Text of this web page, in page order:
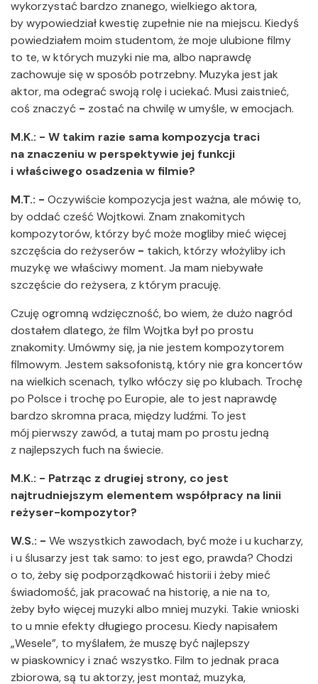
wykorzystać bardzo znanego, wielkiego aktora,
by wypowiedział kwestię zupełnie nie na miejscu. Kiedyś
powiedziałem moim studentom, że moje ulubione filmy
to te, w których muzyki nie ma, albo naprawdę
zachowuje się w sposób potrzebny. Muzyka jest jak
aktor, ma odegrać swoją rolę i uciekać. Musi zaistnieć,
coś znaczyć - zostać na chwilę w umyśle, w emocjach.
M.K.: - W takim razie sama kompozycja traci
na znaczeniu w perspektywie jej funkcji
i właściwego osadzenia w filmie?
M.T.: - Oczywiście kompozycja jest ważna, ale mówię to,
by oddać cześć Wojtkowi. Znam znakomitych
kompozytorów, którzy być może mogliby mieć więcej
szczęścia do reżyserów - takich, którzy włożyliby ich
muzykę we właściwy moment. Ja mam niebywałe
szczęście do reżysera, z którym pracuję.
Czuję ogromną wdzięczność, bo wiem, że dużo nagród
dostałem dlatego, że film Wojtka był po prostu
znakomity. Umówmy się, ja nie jestem kompozytorem
filmowym. Jestem saksofonistą, który nie gra koncertów
na wielkich scenach, tylko włóczy się po klubach. Trochę
po Polsce i trochę po Europie, ale to jest naprawdę
bardzo skromna praca, między ludźmi. To jest
mój pierwszy zawód, a tutaj mam po prostu jedną
z najlepszych fuch na świecie.
M.K.: - Patrząc z drugiej strony, co jest
najtrudniejszym elementem współpracy na linii
reżyser-kompozytor?
W.S.: - We wszystkich zawodach, być może i u kucharzy,
i u ślusarzy jest tak samo: to jest ego, prawda? Chodzi
o to, żeby się podporządkować historii i żeby mieć
świadomość, jak pracować na historię, a nie na to,
żeby było więcej muzyki albo mniej muzyki. Takie wnioski
to u mnie efekty długiego procesu. Kiedy napisałem
„Wesele”, to myślałem, że muszę być najlepszy
w piaskownicy i znać wszystko. Film to jednak praca
zbiorowa, są tu aktorzy, jest montaż, muzyka,